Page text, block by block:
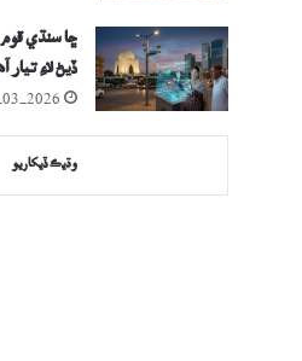
ڇا سنڌي قوم
ڏيڻ لاءِ تيار
2026
وڌيڪ ڏيکاريو